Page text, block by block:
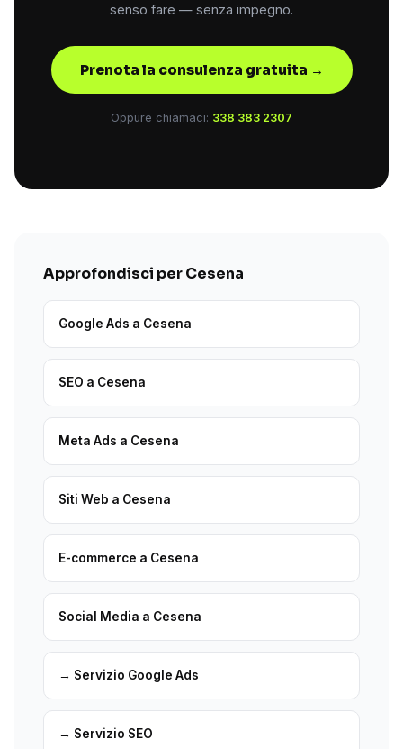
senso fare — senza impegno.
Prenota la consulenza gratuita →
Oppure chiamaci: 338 383 2307
Approfondisci per Cesena
Google Ads a Cesena
SEO a Cesena
Meta Ads a Cesena
Siti Web a Cesena
E-commerce a Cesena
Social Media a Cesena
→ Servizio Google Ads
→ Servizio SEO